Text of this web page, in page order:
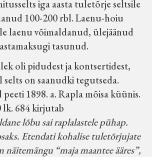
iga aasta tuletõrje seltsile
100-200 rbl. Laenu-hoiu
laenu võimaldanud, ülejäänud
tasunud.
oli pidudest ja kontsertidest,
on saanudki tegutseda.
peeti 1898. a. Rapla mõisa küünis.
lk. 684 kirjutab
lõbu sai raplalastele pühap.
Etendati kohalise tuletõrjujate
näitemängu “maja maantee ääres”,